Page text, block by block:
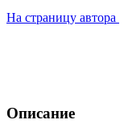
На страницу автора
Описание